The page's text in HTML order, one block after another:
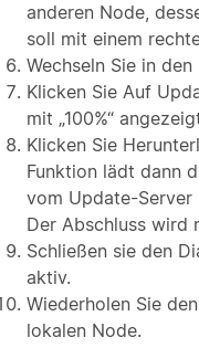
anderen Node,
soll mit einem
Wechseln Sie in
Klicken Sie Auf
mit „100%“
Klicken Sie
Funktion lädt dann
vom Update-Server
Der Abschluss wird
Schließen sie den
aktiv.
Wiederholen Sie
lokalen Node.